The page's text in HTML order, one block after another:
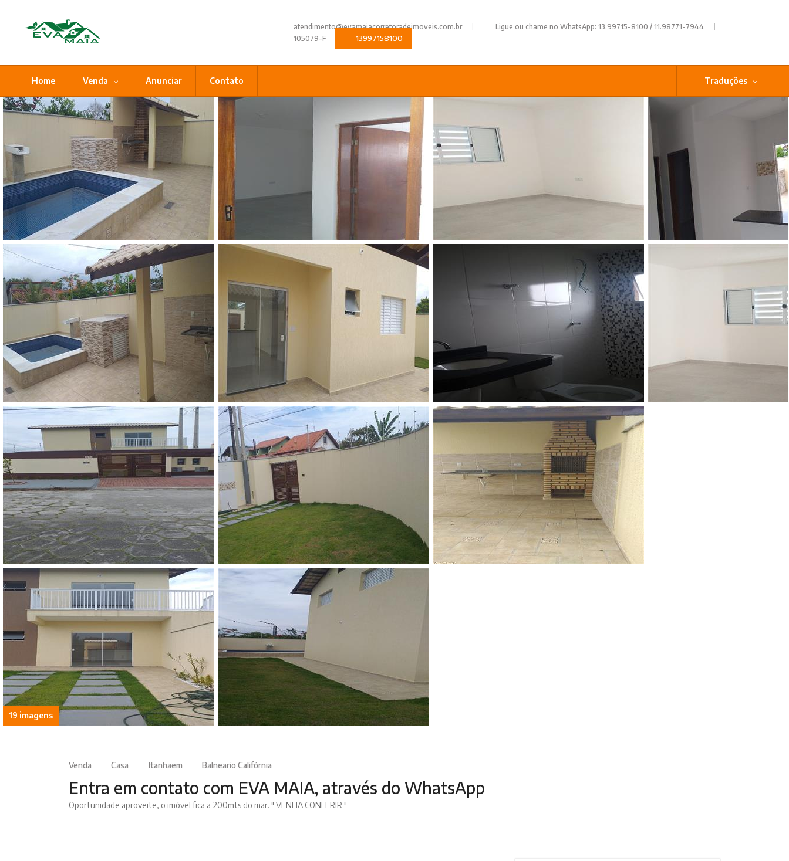
atendimento@evamaiacorretoradeimoveis.com.br | Ligue ou chame no WhatsApp: 13.99715-8100 / 11.98771-7944 |
105079-F 13997158100
Traduções
Home Venda Anunciar Contato
19 imagens
Venda Casa Itanhaem Balneario Califórnia
Entra em contato com EVA MAIA, através do WhatsApp
Oportunidade aproveite, o imóvel fica a 200mts do mar. " VENHA CONFERIR "